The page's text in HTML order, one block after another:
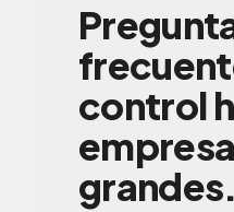
control
grandes.